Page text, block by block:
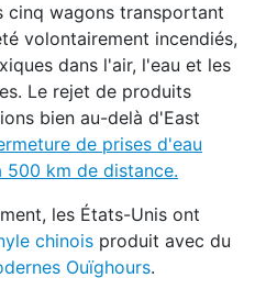
cinq wagons transportant
volontairement incendiés,
dans l'air, l'eau et les
Le rejet de produits
bien au-delà d'East
de prises d'eau
500 km de distance.
les États-Unis ont
chinois produit avec du
Ouïghours.